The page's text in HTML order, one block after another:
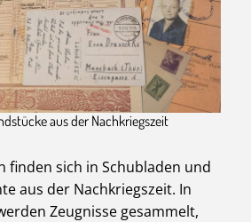
aus der Nachkriegszeit
finden sich in Schubladen und
aus der Nachkriegszeit. In
Zeugnisse gesammelt,